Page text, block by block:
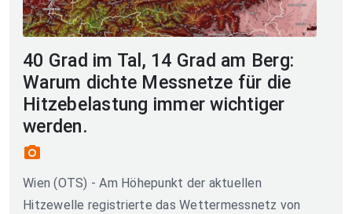
40 Grad im Tal, 14 Grad am Berg:
Warum dichte Messnetze für die
Hitzebelastung immer wichtiger
werden.
photo_camera
Wien (OTS) - Am Höhepunkt der aktuellen
Hitzewelle registrierte das Wettermessnetz von